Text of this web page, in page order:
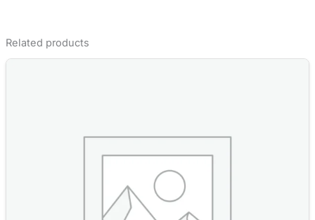
Related products